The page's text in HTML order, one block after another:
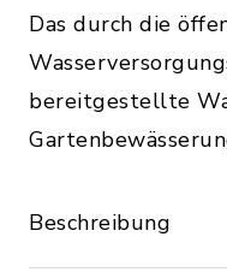
Das durch die
bereitgestellte
Beschreibung